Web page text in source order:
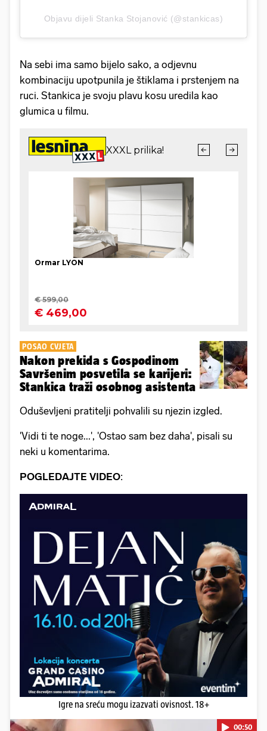
Objavu dijeli Stanka Stojanović (@stankicas)
Na sebi ima samo bijelo sako, a odjevnu
kombinaciju upotpunila je štiklama i prstenjem na
ruci. Stankica je svoju plavu kosu uredila kao
glumica u filmu.
POSAO CVJETA
Nakon prekida s Gospodinom
Savršenim posvetila se karijeri:
Stankica traži osobnog asistenta
Oduševljeni pratitelji pohvalili su njezin izgled.
'Vidi ti te noge...', 'Ostao sam bez daha', pisali su
neki u komentarima.
POGLEDAJTE VIDEO:
Igre na sreću mogu izazvati ovisnost. 18+
00:50